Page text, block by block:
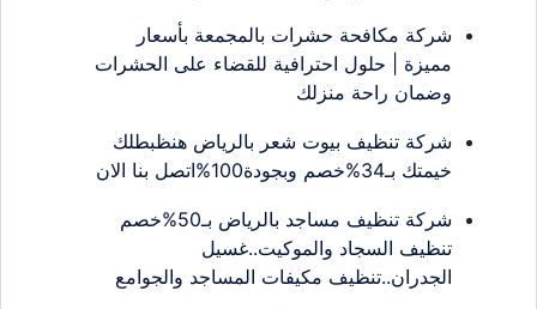
شركة مكافحة حشرات بالمجمعة بأسعار
مميزة | حلول احترافية للقضاء على الحشرات
وضمان راحة منزلك
شركة تنظيف بيوت شعر بالرياض هنظبطلك
خيمتك بـ34%خصم وبجودة100%اتصل بنا الان
شركة تنظيف مساجد بالرياض بـ50%خصم
تنظيف السجاد والموكيت..غسيل
الجدران..تنظيف مكيفات المساجد والجوامع